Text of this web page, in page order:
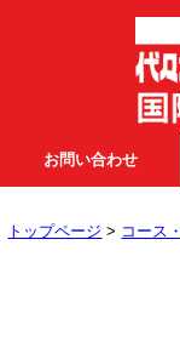
お問い合わせ
トップページ > コース